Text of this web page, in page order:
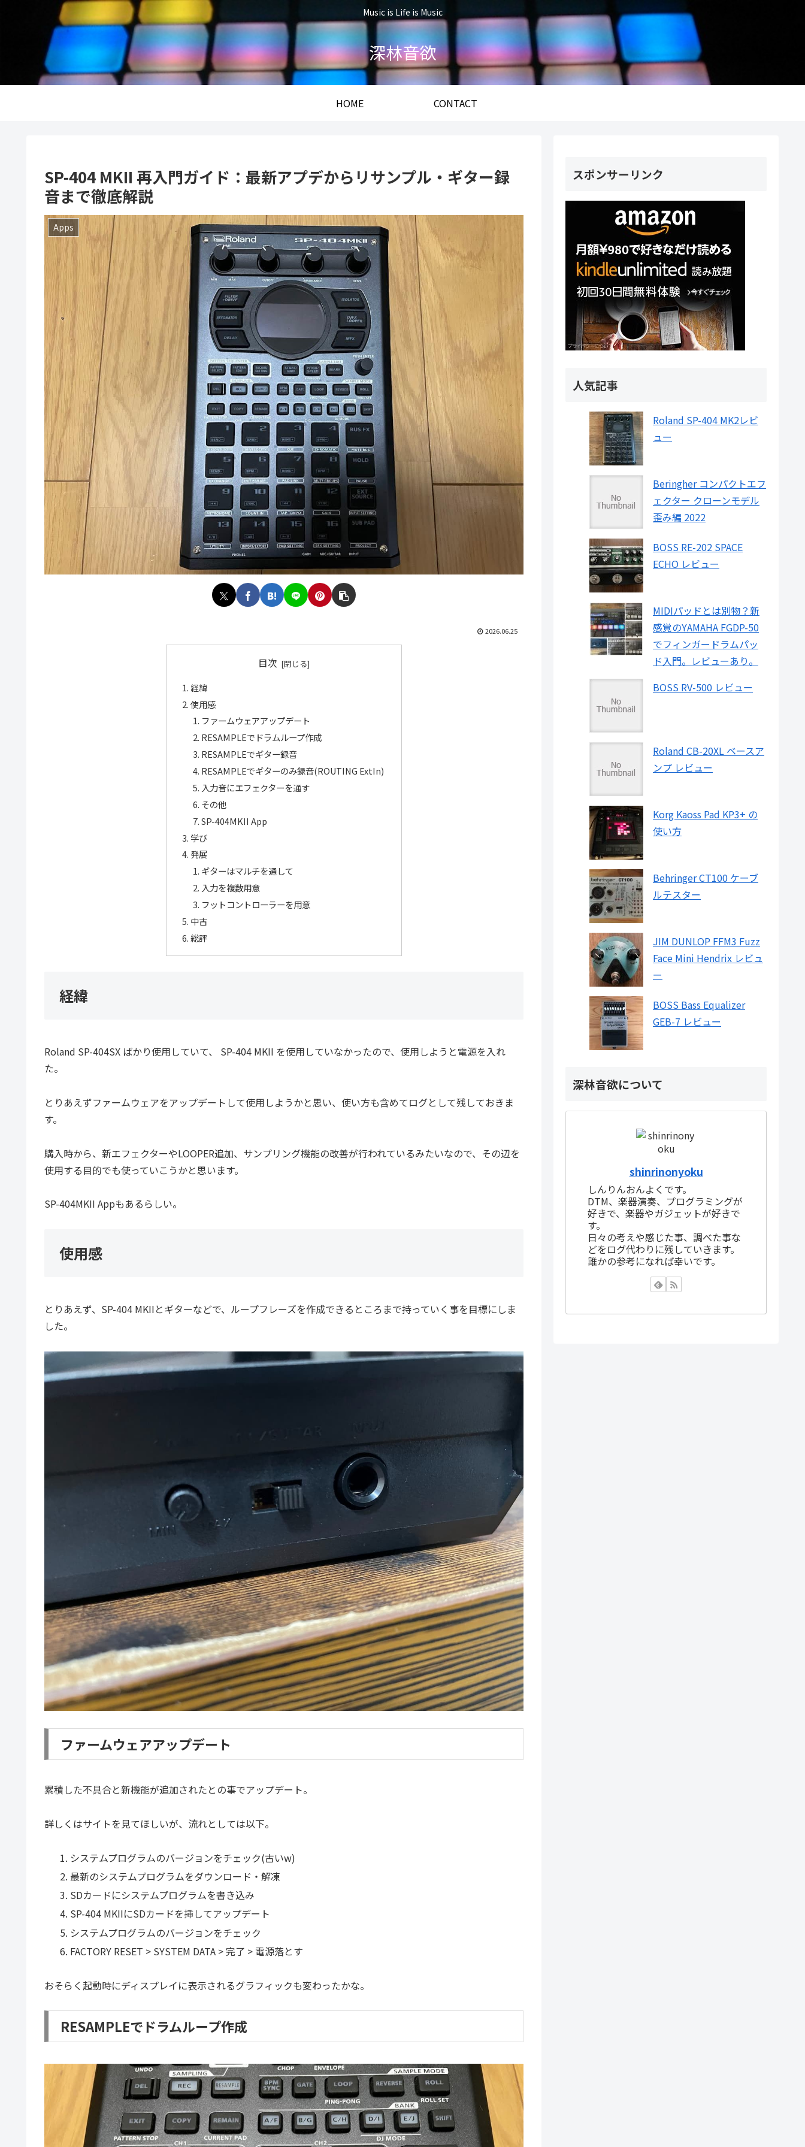
Music is Life is Music
深林音欲
HOME CONTACT
SP-404 MKII 再入門ガイド：最新アプデからリサンプル・ギター録
音まで徹底解説
Apps
2026.06.25
目次
経緯
使用感
ファームウェアアップデート
RESAMPLEでドラムループ作成
RESAMPLEでギター録音
RESAMPLEでギターのみ録音(ROUTING ExtIn)
入力音にエフェクターを通す
その他
SP-404MKII App
学び
発展
ギターはマルチを通して
入力を複数用意
フットコントローラーを用意
中古
総評
経緯
Roland SP-404SX ばかり使用していて、 SP-404 MKII を使用していなかったので、使用しようと電源を入れ
た。
とりあえずファームウェアをアップデートして使用しようかと思い、使い方も含めてログとして残しておきま
す。
購入時から、新エフェクターやLOOPER追加、サンプリング機能の改善が行われているみたいなので、その辺を
使用する目的でも使っていこうかと思います。
SP-404MKII Appもあるらしい。
使用感
とりあえず、SP-404 MKIIとギターなどで、ループフレーズを作成できるところまで持っていく事を目標にしま
した。
ファームウェアアップデート
累積した不具合と新機能が追加されたとの事でアップデート。
詳しくはサイトを見てほしいが、流れとしては以下。
システムプログラムのバージョンをチェック(古いw)
最新のシステムプログラムをダウンロード・解凍
SDカードにシステムプログラムを書き込み
SP-404 MKIIにSDカードを挿してアップデート
システムプログラムのバージョンをチェック
FACTORY RESET > SYSTEM DATA > 完了 > 電源落とす
おそらく起動時にディスプレイに表示されるグラフィックも変わったかな。
RESAMPLEでドラムループ作成
スポンサーリンク
人気記事
Roland SP-404 MK2レビ
ュー
Beringher コンパクトエフ
ェクター クローンモデル
歪み編 2022
BOSS RE-202 SPACE
ECHO レビュー
MIDIパッドとは別物？新
感覚のYAMAHA FGDP-50
でフィンガードラムパッ
ド入門。レビューあり。
BOSS RV-500 レビュー
Roland CB-20XL ベースア
ンプ レビュー
Korg Kaoss Pad KP3+ の
使い方
Behringer CT100 ケーブ
ルテスター
JIM DUNLOP FFM3 Fuzz
Face Mini Hendrix レビュ
ー
BOSS Bass Equalizer
GEB-7 レビュー
深林音欲について
shinrinonyoku
しんりんおんよくです。
DTM、楽器演奏、プログラミングが
好きで、楽器やガジェットが好きで
す。
日々の考えや感じた事、調べた事な
どをログ代わりに残していきます。
誰かの参考になれば幸いです。